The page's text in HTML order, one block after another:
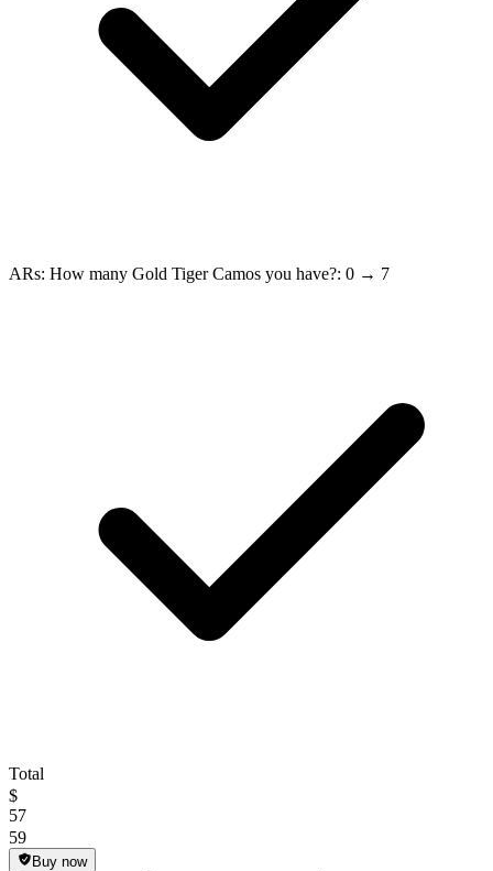
ARs: How many Gold Tiger Camos you have?: 0 → 7
Total
$
57
59
Buy now